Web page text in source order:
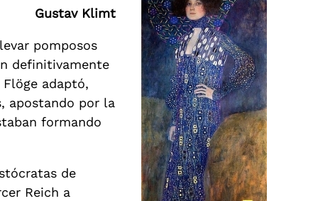
Gustav Klimt
pomposos
definitivamente
adaptó,
apostando por la
formando
de
Reich a